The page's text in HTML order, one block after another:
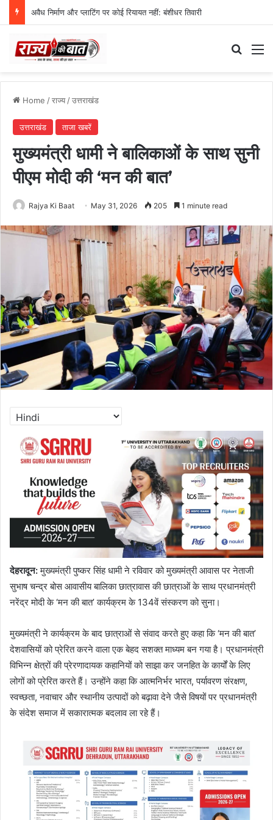
स्वतंत्रता दिवस समारोह की तैयारियां तेज, डीएम ने की तैयारियों की समीक्षा
Home /राज्य/उत्तराखंड
उत्तराखंड ताजा खबरें
मुख्यमंत्री धामी ने बालिकाओं के साथ सुनी
पीएम मोदी की ‘मन की बात’
Rajya Ki Baat May 31, 2026 205 1 minute read
देहरादून:मुख्यमंत्री पुष्कर सिंह धामी ने रविवार को मुख्यमंत्री आवास पर नेताजी
सुभाष चन्द्र बोस आवासीय बालिका छात्रावास की छात्राओं के साथ प्रधानमंत्री
नरेंद्र मोदी के ‘मन की बात’ कार्यक्रम के 134वें संस्करण को सुना।
मुख्यमंत्री ने कार्यक्रम के बाद छात्राओं से संवाद करते हुए कहा कि ‘मन की बात’
देशवासियों को प्रेरित करने वाला एक बेहद सशक्त माध्यम बन गया है। प्रधानमंत्री
विभिन्न क्षेत्रों की प्रेरणादायक कहानियों को साझा कर जनहित के कार्यों के लिए
लोगों को प्रेरित करते हैं। उन्होंने कहा कि आत्मनिर्भर भारत, पर्यावरण संरक्षण,
स्वच्छता, नवाचार और स्थानीय उत्पादों को बढ़ावा देने जैसे विषयों पर प्रधानमंत्री
के संदेश समाज में सकारात्मक बदलाव ला रहे हैं।